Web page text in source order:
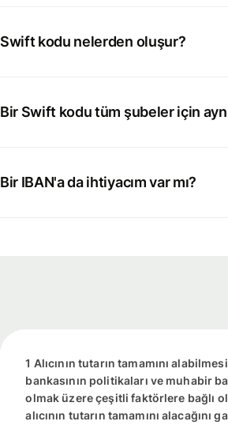
Swift kodu nelerden oluşur?
Bir Swift kodu tüm şubeler için aynı
Bir IBAN'a da ihtiyacım var mı?
1 Alıcının tutarın tamamını
bankasının politikaları ve muhabir
olmak üzere çeşitli faktörlere bağlı
alıcının tutarın tamamını alacağını